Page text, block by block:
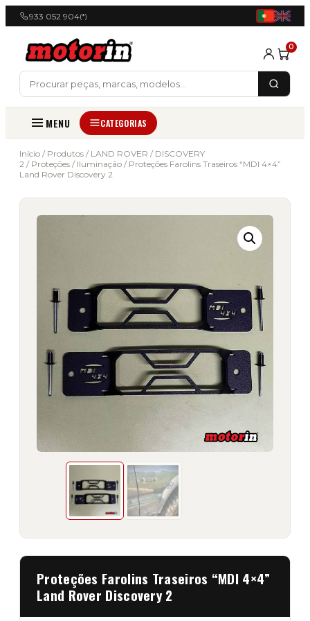
933 052 904(*)
0
MENU CATEGORIAS
Início / Produtos / LAND ROVER / DISCOVERY
2 / Proteções / Iluminação / Proteções Farolins Traseiros “MDI 4×4”
Land Rover Discovery 2
Proteções Farolins Traseiros “MDI 4×4”
Land Rover Discovery 2